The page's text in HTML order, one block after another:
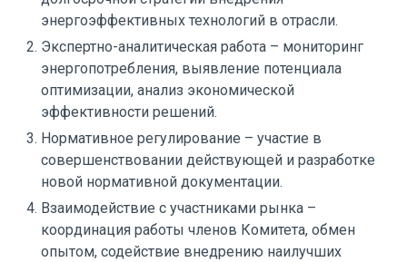
энергоэффективных технологий в отрасли.
Экспертно-аналитическая работа – мониторинг
энергопотребления, выявление потенциала
оптимизации, анализ экономической
эффективности решений.
Нормативное регулирование – участие в
совершенствовании действующей и разработке
новой нормативной документации.
Взаимодействие с участниками рынка –
координация работы членов Комитета, обмен
опытом, содействие внедрению наилучших